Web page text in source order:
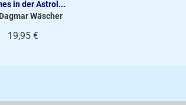
in der Astrol...
Wäscher
19,95 €